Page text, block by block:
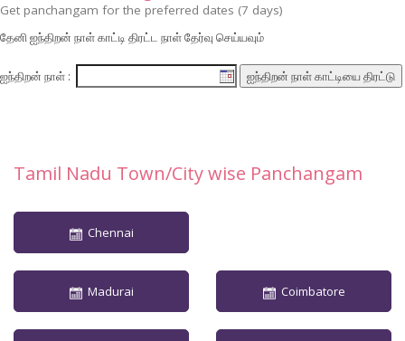
Get panchangam for the preferred dates (7 days)
தேனி ஐந்திறன் நாள் காட்டி திரட்ட நாள் தேர்வு செய்யவும்
ஐந்திறன் நாள் :
Tamil Nadu Town/City wise Panchangam
Chennai
Madurai Coimbatore